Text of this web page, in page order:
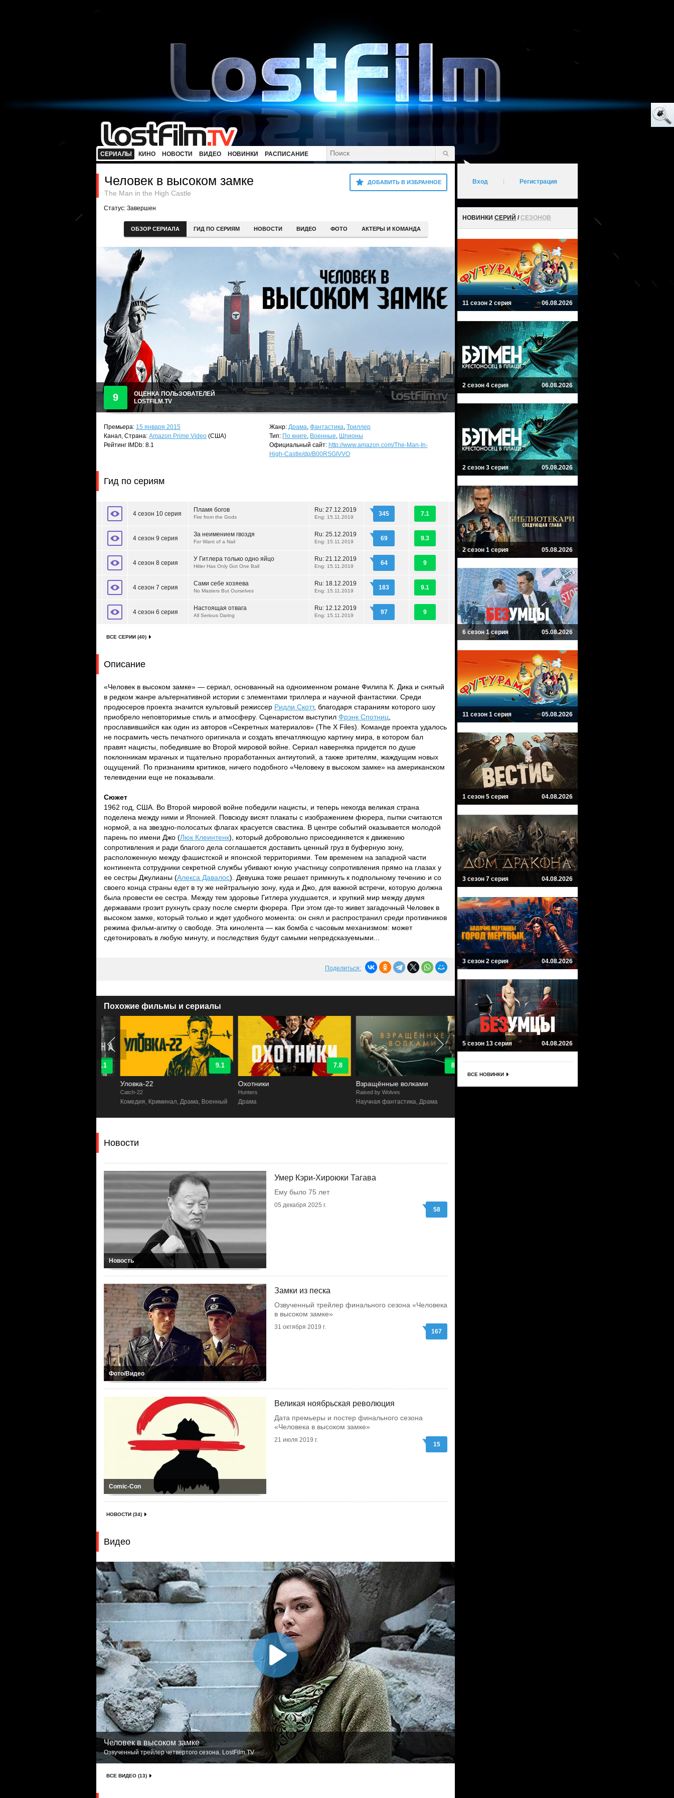
СЕРИАЛЫ КИНО НОВОСТИ ВИДЕО НОВИНКИ РАСПИСАНИЕ
ДОБАВИТЬ В ИЗБРАННОЕ
Человек в высоком замке
The Man in the High Castle
Статус: Завершен
ОБЗОР СЕРИАЛА ГИД ПО СЕРИЯМ НОВОСТИ ВИДЕО ФОТО АКТЕРЫ И КОМАНДА
9
ОЦЕНКА ПОЛЬЗОВАТЕЛЕЙ
LOSTFILM.TV
Премьера: 15 января 2015
Канал, Страна: Amazon Prime Video (США)
Рейтинг IMDb: 8.1
Жанр: Драма, Фантастика, Триллер
Тип: По книге, Военные, Шпионы
Официальный сайт: http://www.amazon.com/The-Man-In-
High-Castle/dp/B00RSGIVVO
Гид по сериям
4 сезон 10 серия
Пламя богов
Fire from the Gods
Ru: 27.12.2019
Eng: 15.11.2019 345 7.1
4 сезон 9 серия
За неимением гвоздя
For Want of a Nail
Ru: 25.12.2019
Eng: 15.11.2019 69 9.3
4 сезон 8 серия
У Гитлера только одно яйцо
Hitler Has Only Got One Ball
Ru: 21.12.2019
Eng: 15.11.2019 64 9
4 сезон 7 серия
Сами себе хозяева
No Masters But Ourselves
Ru: 18.12.2019
Eng: 15.11.2019 183 9.1
4 сезон 6 серия
Настоящая отвага
All Serious Daring
Ru: 12.12.2019
Eng: 15.11.2019 97 9
ВСЕ СЕРИИ (40)
Описание
«Человек в высоком замке» — сериал, основанный на одноименном романе Филипа К. Дика и снятый
в редком жанре альтернативной истории с элементами триллера и научной фантастики. Среди
продюсеров проекта значится культовый режиссер Ридли Скотт, благодаря стараниям которого шоу
приобрело неповторимые стиль и атмосферу. Сценаристом выступил Фрэнк Спотниц
прославившийся как один из авторов «Секретных материалов» (The X Files). Команде проекта удалось
не посрамить честь печатного оригинала и создать впечатляющую картину мира, в котором бал
правят нацисты, победившие во Второй мировой войне. Сериал наверняка придется по душе
поклонникам мрачных и тщательно проработанных антиутопий, а также зрителям, жаждущим новых
ощущений. По признаниям критиков, ничего подобного «Человеку в высоком замке» на американском
телевидении еще не показывали.
Сюжет
1962 год, США. Во Второй мировой войне победили нацисты, и теперь некогда великая страна
поделена между ними и Японией. Повсюду висят плакаты с изображением фюрера, пытки считаются
нормой, а на звездно-полосатых флагах красуется свастика. В центре событий оказывается молодой
парень по имени Джо (Люк Клеинтенк), который добровольно присоединяется к движению
сопротивления и ради благого дела соглашается доставить ценный груз в буферную зону,
расположенную между фашистской и японской территориями. Тем временем на западной части
континента сотрудники секретной службы убивают юную участницу сопротивления прямо на глазах у
ее сестры Джулианы (Алекса Давалос). Девушка тоже решает примкнуть к подпольному течению и со
своего конца страны едет в ту же нейтральную зону, куда и Джо, для важной встречи, которую должна
была провести ее сестра. Между тем здоровье Гитлера ухудшается, и хрупкий мир между двумя
державами грозит рухнуть сразу после смерти фюрера. При этом где-то живет загадочный Человек в
высоком замке, который только и ждет удобного момента: он снял и распространил среди противников
режима фильм-агитку о свободе. Эта кинолента — как бомба с часовым механизмом: может
сдетонировать в любую минуту, и последствия будут самыми непредсказуемыми...
Поделиться:
Похожие фильмы и сериалы
9.1
Уловка-22
Catch-22
Комедия, Криминал, Драма, Военный
7.8
Охотники
Hunters
Драма
8.6
Взращённые волками
Raised by Wolves
Научная фантастика, Драма
Новости
Новость
Умер Кэри-Хироюки Тагава
Ему было 75 лет
05 декабря 2025 г.
58
Фото/Видео
Замки из песка
Озвученный трейлер финального сезона «Человека
в высоком замке»
31 октября 2019 г.
167
Comic-Con
Великая ноябрьская революция
Дата премьеры и постер финального сезона
«Человека в высоком замке»
21 июля 2019 г.
15
НОВОСТИ (34)
Видео
Человек в высоком замке
Озвученный трейлер четвертого сезона. LostFilm.TV
ВСЕ ВИДЕО (13)
Вход Регистрация
НОВИНКИ СЕРИЙ /СЕЗОНОВ
11 сезон 2 серия 06.08.2026
2 сезон 4 серия 06.08.2026
2 сезон 3 серия 05.08.2026
2 сезон 1 серия 05.08.2026
6 сезон 1 серия 05.08.2026
11 сезон 1 серия 05.08.2026
1 сезон 5 серия 04.08.2026
3 сезон 7 серия 04.08.2026
3 сезон 2 серия 04.08.2026
5 сезон 13 серия 04.08.2026
ВСЕ НОВИНКИ